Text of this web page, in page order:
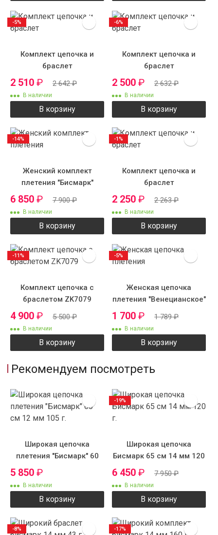
Комплект цепочка и
браслет
2 510 ₽ 2 642₽
В наличии
В корзину
-5%
Комплект цепочка и
браслет
2 500 ₽ 2 632₽
В наличии
В корзину
-6%
Женский комплект
плетения "Бисмарк"
ручного плетения
6 850 ₽ 7 900₽
В наличии
В корзину
-14%
Комплект цепочка и
браслет
2 250 ₽ 2 263₽
В наличии
В корзину
-1%
Комплект цепочка с
браслетом ZK7079
4 900 ₽ 5 500₽
В наличии
В корзину
-11%
Женская цепочка
плетения "Венецианское"
1 700 ₽ 1 789₽
В наличии
В корзину
-5%
Рекомендуем посмотреть
Широкая цепочка
плетения "Бисмарк" 60
см 12 мм 105 г.
5 850 ₽
В наличии
В корзину
Широкая цепочка
Бисмарк 65 см 14 мм 120
6 450 ₽ 7 950₽
В наличии
В корзину
-19%
-8% -17%